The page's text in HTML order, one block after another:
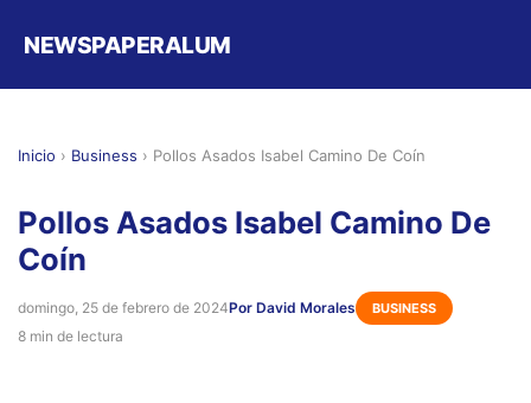
NEWSPAPERALUM
Inicio › Business › Pollos Asados Isabel Camino De Coín
Pollos Asados Isabel Camino De
Coín
domingo, 25 de febrero de 2024Por David Morales BUSINESS
8 min de lectura